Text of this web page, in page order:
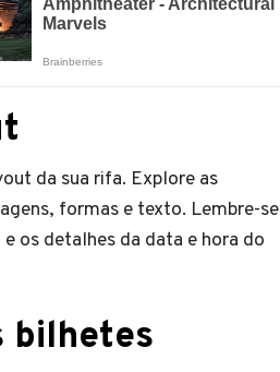
da sua rifa. Explore as
formas e texto. Lembre-se
os detalhes da data e hora do
bilhetes